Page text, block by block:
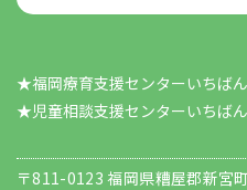
★福岡療育支援センターいちば
​​​​​​​★児童相談支援センターいちば
〒811-0123 福岡県糟屋郡新宮